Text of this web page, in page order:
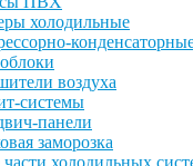
холодильные
воздуха
системы
панели
заморозка
холодильных